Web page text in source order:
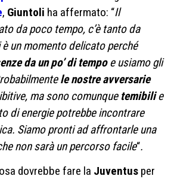
, Giuntoli ha affermato: “Il
da poco tempo, c’è tanto da
un momento delicato perché
da un po’ di tempoe usiamo gli
le nostre avversarie
ma sono comunque temibilie
di energie potrebbe incontrare
Siamo pronti ad affrontarle una
non sarà un percorso facile“.
dovrebbe fare la Juventus per